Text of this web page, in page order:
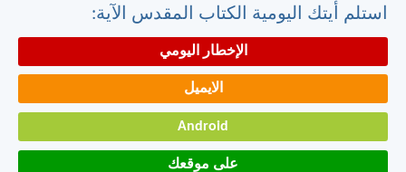
استلم أيتك اليومية الكتاب المقدس الآية:
الإخطار اليومي
الايميل
Android
على موقعك